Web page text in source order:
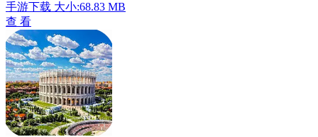
手游下载 大小:68.83 MB
查 看